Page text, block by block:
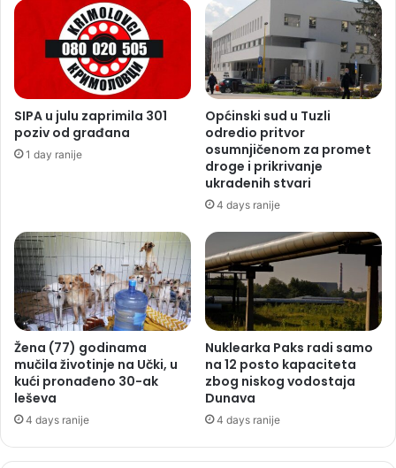
SIPA u julu zaprimila 301
poziv od građana
1 day ranije
Općinski sud u Tuzli
odredio pritvor
osumnjičenom za promet
droge i prikrivanje
ukradenih stvari
4 days ranije
Žena (77) godinama
mučila životinje na Učki, u
kući pronađeno 30-ak
leševa
4 days ranije
Nuklearka Paks radi samo
na 12 posto kapaciteta
zbog niskog vodostaja
Dunava
4 days ranije